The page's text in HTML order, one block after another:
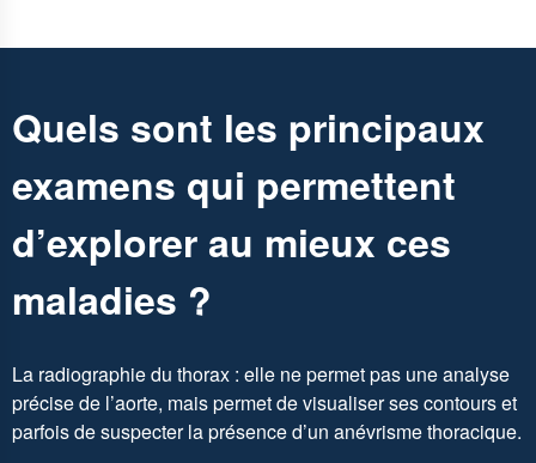
Quels sont les principaux
examens qui permettent
d’explorer au mieux ces
maladies ?
La radiographie du thorax : elle ne permet pas une analyse
précise de l’aorte, mais permet de visualiser ses contours et
parfois de suspecter la présence d’un anévrisme thoracique.